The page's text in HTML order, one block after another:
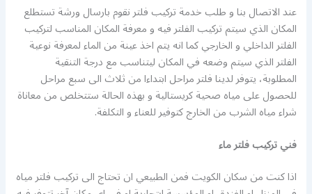
عند الاتصال بنا و طلب خدمة تركيب فلتر نقوم بارسال ورشة تستطلع
المكان الذي سيتم تركيب الفلتر فيه و معرفة المكان المناسب لتركيب
الفلتر الداخلي و الخارجي كما انه يتم اخذ عينة من الماء لمعرفة نوعية
الفلتر الذي سيتم وضعه في المكان ليتناسب مع درجة التنقية
المطلوبة، يتوفر لدينا فلتر مراحل ابتداءا من ثلاث الى سبع مراحل
للحصول على مياه صحية كريستالية و بهذه الحالة ستتخلص من معاناة
شراء مياه الشرب من الخارج كتوفير للعناء و التكلفة.
فني تركيب فلتر ماء
اذا كنت من سكان الكويت فمن الطبيعي ان تحتاج الى تركيب فلتر مياه